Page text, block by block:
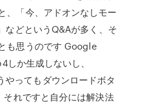
、「今、アドオンなしモー
などというQ&Aが多く、そ
も思うのです Google
か生成しないし、
ってもダウンロードボタ
れですと自分には解決法